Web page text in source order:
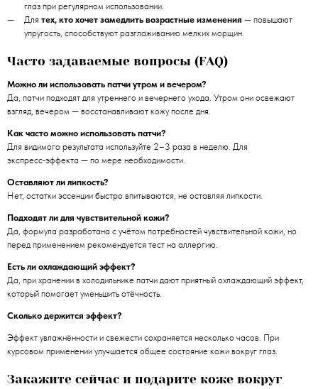
глаз при регулярном использовании.
Для тех, кто хочет замедлить возрастные изменения — повышают
упругость, способствуют разглаживанию мелких морщин.
Часто задаваемые вопросы (FAQ)
Можно ли использовать патчи утром и вечером?
Да, патчи подходят для утреннего и вечернего ухода. Утром они освежают
взгляд, вечером — восстанавливают кожу после дня.
Как часто можно использовать патчи?
Для видимого результата используйте 2–3 раза в неделю. Для
экспресс‑эффекта — по мере необходимости.
Оставляют ли липкость?
Нет, остатки эссенции быстро впитываются, не оставляя липкости.
Подходят ли для чувствительной кожи?
Да, формула разработана с учётом потребностей чувствительной кожи, но
перед применением рекомендуется тест на аллергию.
Есть ли охлаждающий эффект?
Да, при хранении в холодильнике патчи дают приятный охлаждающий эффект,
который помогает уменьшить отёчность.
Сколько держится эффект?
Эффект увлажнённости и свежести сохраняется несколько часов. При
курсовом применении улучшается общее состояние кожи вокруг глаз.
Закажите сейчас и подарите коже вокруг